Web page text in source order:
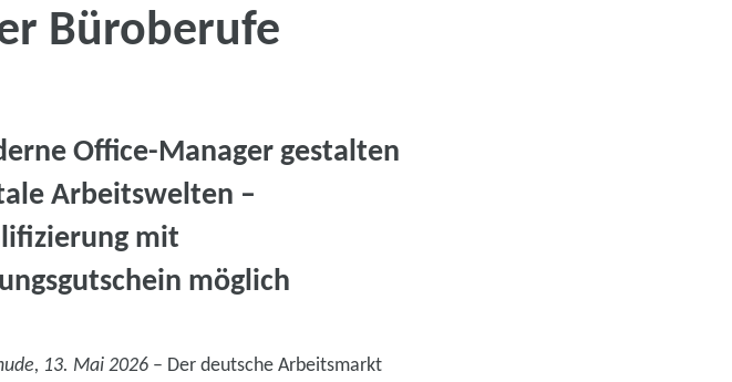
Büroberufe
Office-Manager gestalten
Arbeitswelten –
mit
möglich
13. Mai 2026 – Der deutsche Arbeitsmarkt